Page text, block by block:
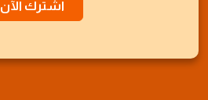
اشترك الآن